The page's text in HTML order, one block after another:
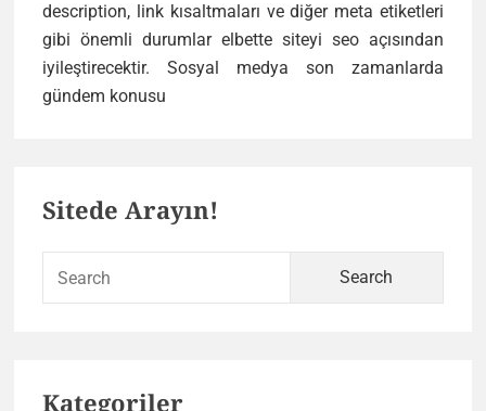
description, link kısaltmaları ve diğer meta etiketleri
gibi önemli durumlar elbette siteyi seo açısından
iyileştirecektir. Sosyal medya son zamanlarda
gündem konusu
Önemi
Sitede Arayın!
Kategoriler